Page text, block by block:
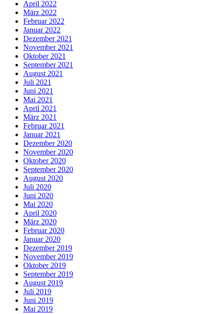
April 2022
März 2022
Februar 2022
Januar 2022
Dezember 2021
November 2021
Oktober 2021
September 2021
August 2021
Juli 2021
Juni 2021
Mai 2021
April 2021
März 2021
Februar 2021
Januar 2021
Dezember 2020
November 2020
Oktober 2020
September 2020
August 2020
Juli 2020
Juni 2020
Mai 2020
April 2020
März 2020
Februar 2020
Januar 2020
Dezember 2019
November 2019
Oktober 2019
September 2019
August 2019
Juli 2019
Juni 2019
Mai 2019